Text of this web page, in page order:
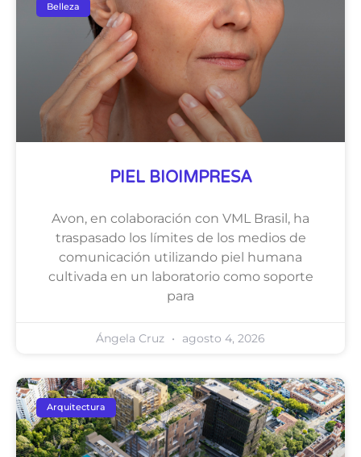
Belleza
PIEL BIOIMPRESA
Avon, en colaboración con VML Brasil, ha
traspasado los límites de los medios de
comunicación utilizando piel humana
cultivada en un laboratorio como soporte
para
Ángela Cruz agosto 4, 2026
Arquitectura